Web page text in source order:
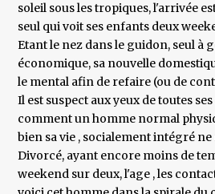
soleil sous les tropiques, l'arrivée
seul qui voit ses enfants deux
Etant le nez dans le guidon, seul à
économique, sa nouvelle
le mental afin de refaire (ou de
Il est suspect aux yeux de toutes
comment un homme normal
bien sa vie , socialement intégré
Divorcé, ayant encore moins de
weekend sur deux, l'age , les